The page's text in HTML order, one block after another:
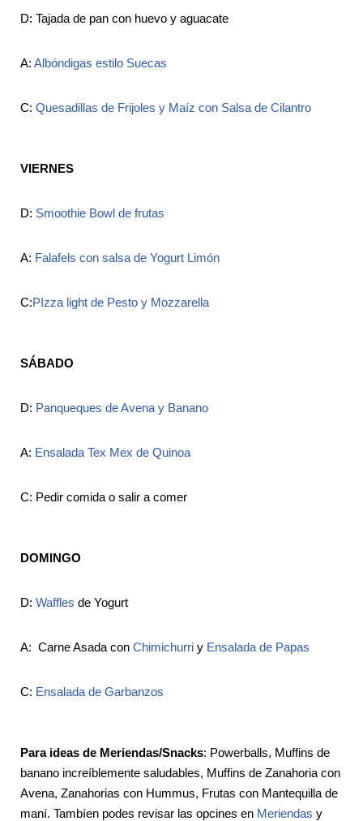
D: Tajada de pan con huevo y aguacate
A: Albóndigas estilo Suecas
C: Quesadillas de Frijoles y Maíz con Salsa de Cilantro
VIERNES
D: Smoothie Bowl de frutas
A: Falafels con salsa de Yogurt Limón
C:PIzza light de Pesto y Mozzarella
SÁBADO
D: Panqueques de Avena y Banano
A: Ensalada Tex Mex de Quinoa
C: Pedir comida o salir a comer
DOMINGO
D: Waffles de Yogurt
A: Carne Asada con Chimichurri y Ensalada de Papas
C: Ensalada de Garbanzos
Para ideas de Meriendas/Snacks: Powerballs, Muffins de
banano increíblemente saludables, Muffins de Zanahoria con
Avena, Zanahorias con Hummus, Frutas con Mantequilla de
maní. Tambíen podes revisar las opcines en Meriendas y